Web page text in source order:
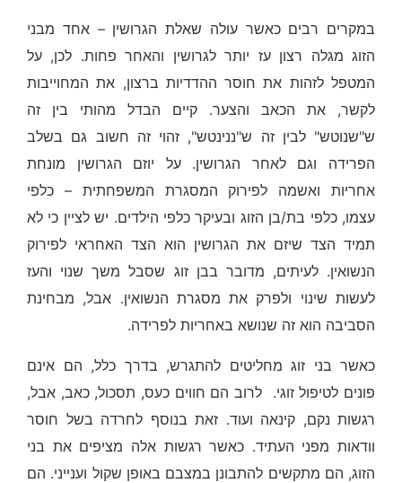
במקרים רבים כאשר עולה שאלת הגרושין – אחד מבני
הזוג מגלה רצון עז יותר לגרושין והאחר פחות. לכן, על
המטפל לזהות את חוסר ההדדיות ברצון, את המחוייבות
לקשר, את הכאב והצער. קיים הבדל מהותי בין זה
ש"שנוטש" לבין זה ש"ננינטש", זהוי זה חשוב גם בשלב
הפרידה וגם לאחר הגרושין. על יוזם הגרושין מונחת
אחריות ואשמה לפירוק המסגרת המשפחתית – כלפי
עצמו, כלפי בת/בן הזוג ובעיקר כלפי הילדים. יש לציין כי לא
תמיד הצד שיזם את הגרושין הוא הצד האחראי לפירוק
הנשואין. לעיתים, מדובר בבן זוג שסבל משך שנוי והעז
לעשות שינוי ולפרק את מסגרת הנשואין. אבל, מבחינת
הסביבה הוא זה שנושא באחריות לפרידה.
כאשר בני זוג מחליטים להתגרש, בדרך כלל, הם אינם
פונים לטיפול זוגי. לרוב הם חווים כעס, תסכול, כאב, אבל,
רגשות נקם, קינאה ועוד. זאת בנוסף לחרדה בשל חוסר
וודאות מפני העתיד. כאשר רגשות אלה מציפים את בני
הזוג, הם מתקשים להתבונן במצבם באופן שקול וענייני. הם